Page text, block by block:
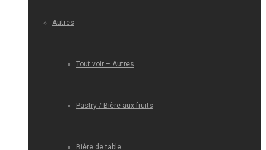
Autres
Tout voir – Autres
Pastry / Bière aux fruits
Bière de table